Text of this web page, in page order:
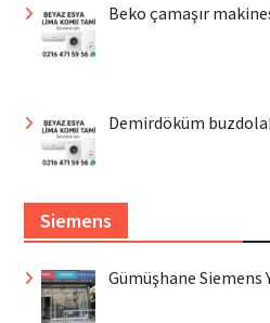
Beko çamaşır
Demirdöküm
Siemens
Gümüşhane Siemens